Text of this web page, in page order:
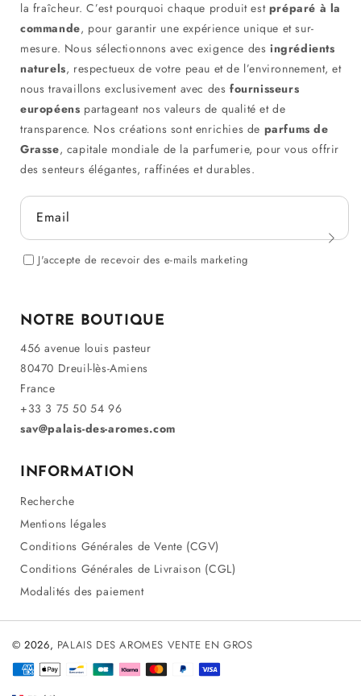
la fraîcheur. C’est pourquoi chaque produit est préparé à la
commande, pour garantir une expérience unique et sur-
mesure. Nous sélectionnons avec exigence desingrédients
naturels, respectueux de votre peau et de l’environnement, et
nous travaillons exclusivement avec desfournisseurs
européens partageant nos valeurs de qualité et de
transparence. Nos créations sont enrichies de parfums de
Grasse, capitale mondiale de la parfumerie, pour vous offrir
des senteurs élégantes, raffinées et durables.
Email
J'accepte de recevoir des e-mails marketing
NOTRE BOUTIQUE
456 avenue louis pasteur
80470 Dreuil-lès-Amiens
France
+33 3 75 50 54 96
sav@palais-des-aromes.com
INFORMATION
Recherche
Mentions légales
Conditions Générales de Vente (CGV)
Conditions Générales de Livraison (CGL)
Modalités des paiement
© 2026, PALAIS DES AROMES VENTE EN GROS
Méthodes